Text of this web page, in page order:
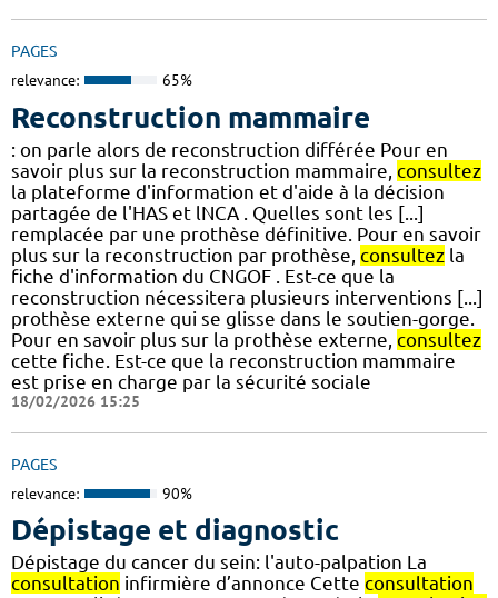
PAGES
relevance: 65%
Reconstruction mammaire
: on parle alors de reconstruction différée Pour en
savoir plus sur la reconstruction mammaire, consultez
la plateforme d'information et d'aide à la décision
partagée de l'HAS et lNCA . Quelles sont les [...]
remplacée par une prothèse définitive. Pour en savoir
plus sur la reconstruction par prothèse, consultez la
fiche d'information du CNGOF . Est-ce que la
reconstruction nécessitera plusieurs interventions [...]
prothèse externe qui se glisse dans le soutien-gorge.
Pour en savoir plus sur la prothèse externe, consultez
cette fiche. Est-ce que la reconstruction mammaire
est prise en charge par la sécurité sociale
18/02/2026 15:25
PAGES
relevance: 90%
Dépistage et diagnostic
Dépistage du cancer du sein: l'auto-palpation La
consultation infirmière d’annonce Cette consultation